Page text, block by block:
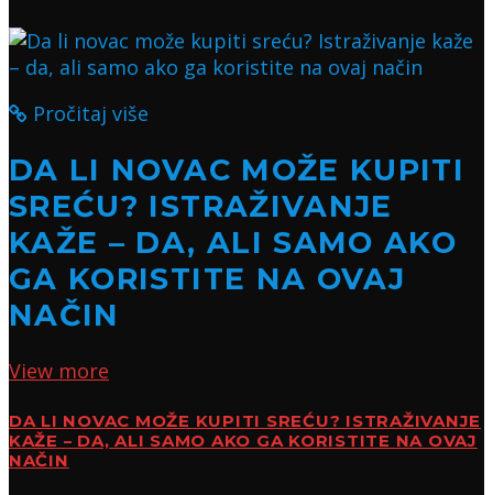
Pročitaj više
DA LI NOVAC MOŽE KUPITI
SREĆU? ISTRAŽIVANJE
KAŽE – DA, ALI SAMO AKO
GA KORISTITE NA OVAJ
NAČIN
View more
DA LI NOVAC MOŽE KUPITI SREĆU? ISTRAŽIVANJE
KAŽE – DA, ALI SAMO AKO GA KORISTITE NA OVAJ
NAČIN